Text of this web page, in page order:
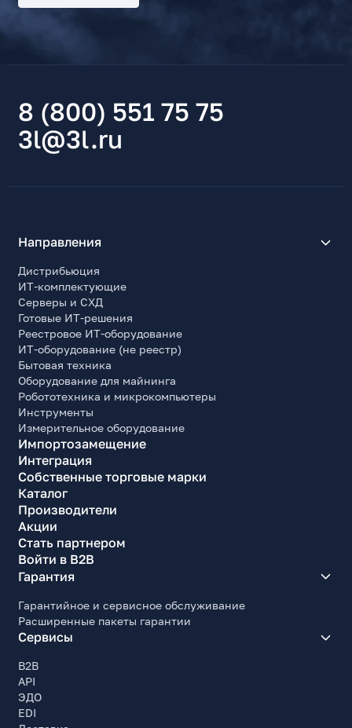
8 (800) 551 75 75
3l@3l.ru
Направления
Дистрибьюция
ИТ-комплектующие
Серверы и СХД
Готовые ИТ-решения
Реестровое ИТ-оборудование
ИТ-оборудование (не реестр)
Бытовая техника
Оборудование для майнинга
Робототехника и микрокомпьютеры
Инструменты
Измерительное оборудование
Импортозамещение
Интеграция
Собственные торговые марки
Каталог
Производители
Акции
Стать партнером
Войти в B2B
Гарантия
Гарантийное и сервисное обслуживание
Расширенные пакеты гарантии
Сервисы
B2B
API
ЭДО
EDI